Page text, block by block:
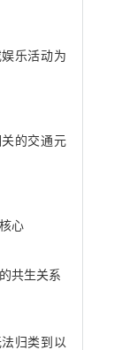
乐活动为
的交通元
心
共生关系
归类到以